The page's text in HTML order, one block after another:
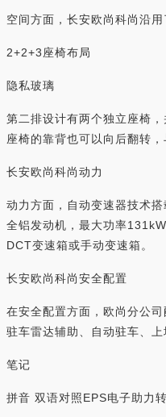
空间方面，长安欧尚科尚沿
2+2+3座椅布局
隐私玻璃
第二排设计有两个独立座椅
座椅的靠背也可以向后翻转，
长安欧尚科尚动力
动力方面，自动变速器技术
全铝发动机，最大功率
DCT变速箱或手动变速箱。
长安欧尚科尚安全配置
在安全配置方面，欧尚分公
驻车雷达辅助、自动驻车、上
笔记
拼音 双语对照EPS电子助力